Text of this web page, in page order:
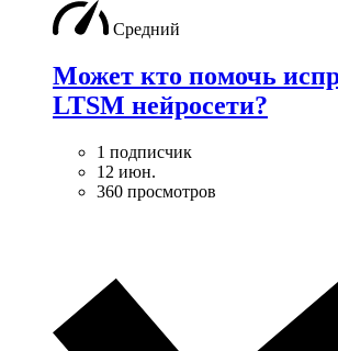
Средний
Может кто помочь
LTSM нейросети?
1 подписчик
12 июн.
360 просмотров